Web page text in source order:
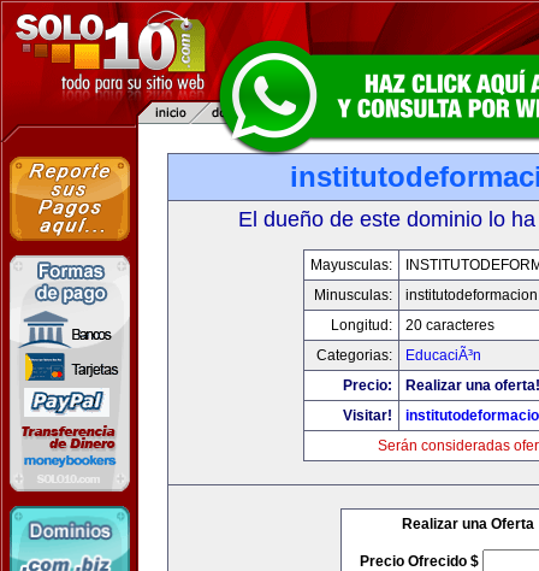
El dueño de este dominio lo
Mayusculas:
Minusculas:
Longitud:
20 caracteres
Categorias:
EducaciÃ³n
Precio:
Realizar una oferta!
Visitar!
Serán consideradas
Realizar una Oferta
Precio Ofrecido $